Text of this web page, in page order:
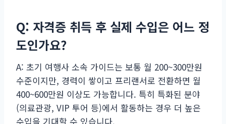
Q: 자격증 취득 후 실제 수입은 어느 정
도인가요?
A: 초기 여행사 소속 가이드는 보통 월 200~300만원
수준이지만, 경력이 쌓이고 프리랜서로 전환하면 월
400~600만원 이상도 가능합니다. 특히 특화된 분야
(의료관광, VIP 투어 등)에서 활동하는 경우 더 높은
수입을 기대할 수 있습니다.